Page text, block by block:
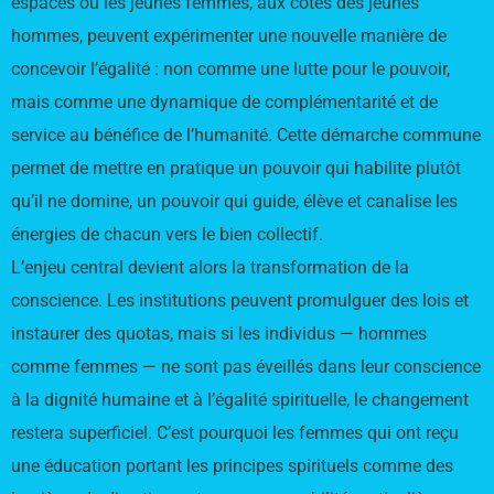
hommes, peuvent expérimenter une nouvelle manière de
concevoir l’égalité : non comme une lutte pour le pouvoir,
mais comme une dynamique de complémentarité et de
service au bénéfice de l’humanité. Cette démarche commune
permet de mettre en pratique un pouvoir qui habilite plutôt
qu’il ne domine, un pouvoir qui guide, élève et canalise les
énergies de chacun vers le bien collectif.
L’enjeu central devient alors la transformation de la
conscience. Les institutions peuvent promulguer des lois et
instaurer des quotas, mais si les individus — hommes
comme femmes — ne sont pas éveillés dans leur conscience
à la dignité humaine et à l’égalité spirituelle, le changement
restera superficiel. C’est pourquoi les femmes qui ont reçu
une éducation portant les principes spirituels comme des